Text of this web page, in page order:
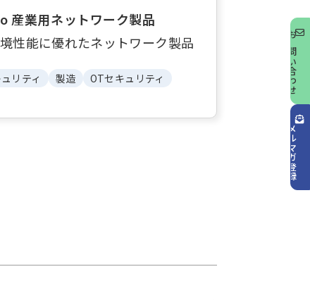
産業用ネットワーク製品
性能に優れたネットワーク製品
リティ 製造 OTセキュリティ
お問い合わせ
メルマガ登録